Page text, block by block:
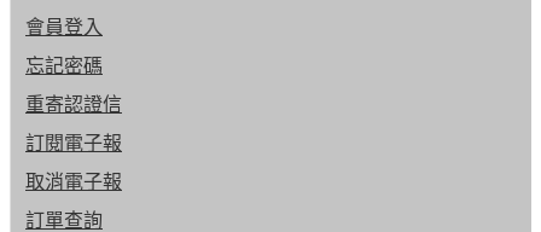
會員登入
忘記密碼
重寄認證信
訂閱電子報
取消電子報
訂單查詢